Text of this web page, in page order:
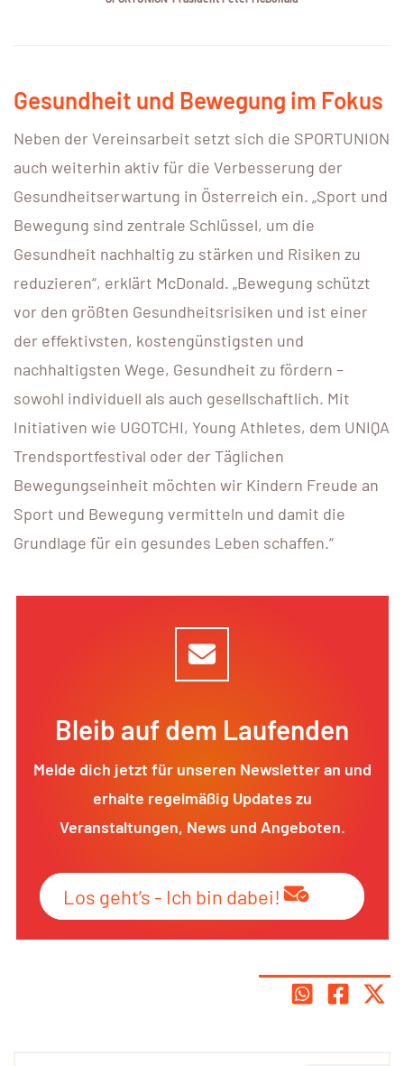
Gesundheit und Bewegung im Fokus
Neben der Vereinsarbeit setzt sich die SPORTUNION
auch weiterhin aktiv für die Verbesserung der
Gesundheitserwartung in Österreich ein. „Sport und
Bewegung sind zentrale Schlüssel, um die
Gesundheit nachhaltig zu stärken und Risiken zu
reduzieren“, erklärt McDonald. „Bewegung schützt
vor den größten Gesundheitsrisiken und ist einer
der effektivsten, kostengünstigsten und
nachhaltigsten Wege, Gesundheit zu fördern –
sowohl individuell als auch gesellschaftlich. Mit
Initiativen wie UGOTCHI, Young Athletes, dem UNIQA
Trendsportfestival oder der Täglichen
Bewegungseinheit möchten wir Kindern Freude an
Sport und Bewegung vermitteln und damit die
Grundlage für ein gesundes Leben schaffen.“
Bleib auf dem Laufenden
Melde dich jetzt für unseren Newsletter an und
erhalte regelmäßig Updates zu
Veranstaltungen, News und Angeboten.
Los geht’s - Ich bin dabei!